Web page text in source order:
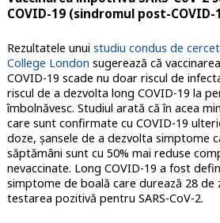
COVID-19 (sindromul post-COVID-
Rezultatele unui studiu condus de
College London sugerează că
COVID-19 scade nu doar riscul de
riscul de a dezvolta long COVID-19 la
îmbolnăvesc. Studiul arată că în acea
care sunt confirmate cu COVID-19
doze, șansele de a dezvolta simptome
săptămâni sunt cu 50% mai reduse
nevaccinate. Long COVID-19 a fost
simptome de boală care durează 28 de
testarea pozitivă pentru SARS-CoV-2.